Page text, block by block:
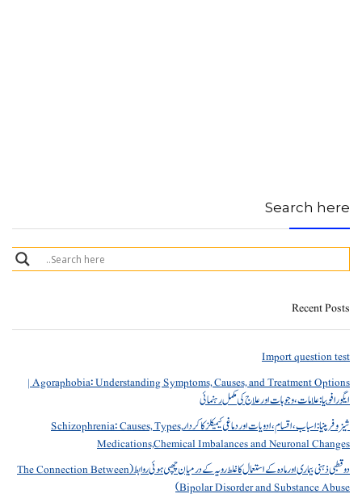
Search here
Recent Posts
Import question test
Agoraphobia: Understanding Symptoms, Causes, and Treatment Options |
ایگورافوبیا: علامات، وجوہات اور علاج کی مکمل رہنمائی
شیزوفرینیا: اسباب، اقسام، ادویات اور دماغی کیمیکلز کا کردار Schizophrenia: Causes, Types,
Medications,Chemical Imbalances and Neuronal Changes
دو قطبی ذہنی بیماری اور مادہ کے استعمال کا غلط رویہ کے درمیان چھپی ہوئی روابط (The Connection Between
Bipolar Disorder and Substance Abuse)